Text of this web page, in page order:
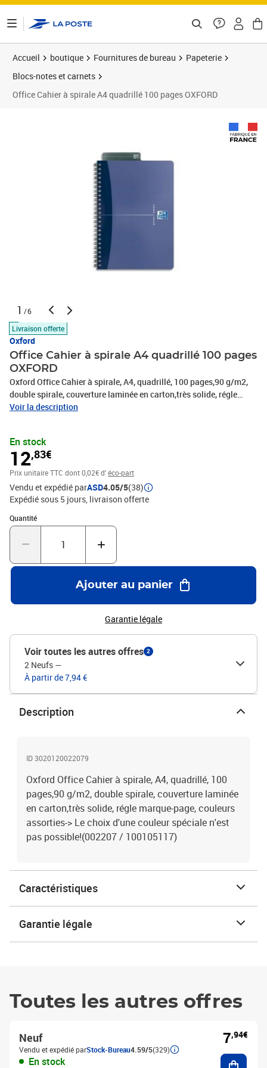
Accueil boutique Fournitures de bureau
Papeterie
Blocs-notes et carnets
Office Cahier à spirale A4 quadrillé 100 pages OXFORD
1 /6
Livraison offerte
Oxford
Office Cahier à spirale A4 quadrillé 100 pages
OXFORD
Oxford Office Cahier à spirale, A4, quadrillé, 100 pages,90 g/m2,
double spirale, couverture laminée en carton,très solide, régle
marque-page, couleurs assorties-> Le choix d'une couleur spéciale
Voir la description
En stock
12,83€
Prix unitaire TTC dont 0,02€ d'éco-part
Vendu et expédié parASD4.05/5(38)
Expédié sous 5 jours livraison offerte
Quantité
Quantité : 1
Ajouter au panier
Garantie légale
Voir toutes les autres offres 2
2 Neufs —
À partir de 7,94 €
Description
ID 3020120022079
Oxford Office Cahier à spirale, A4, quadrillé, 100
pages,90 g/m2, double spirale, couverture laminée
en carton,très solide, régle marque-page, couleurs
assorties-> Le choix d'une couleur spéciale n'est
pas possible!(002207 / 100105117)
Caractéristiques
Garantie légale
Toutes les autres offres
Neuf
Vendu et expédié parStock-Bureau4.59/5(329)
En stock
7,94€